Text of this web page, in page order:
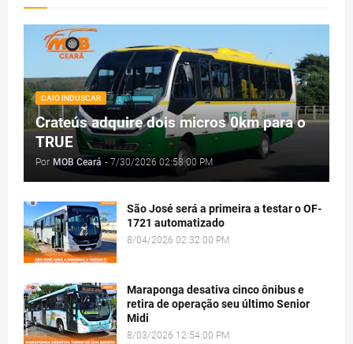
CAIO INDUSCAR
Crateús adquire dois micros 0km para o
TRUE
Por MOB Ceará - 7/30/2026 02:58:00 PM
São José será a primeira a testar o OF-
1721 automatizado
8/04/2026 02:32:00 PM
Maraponga desativa cinco ônibus e
retira de operação seu último Senior
Midi
8/03/2026 12:54:00 PM